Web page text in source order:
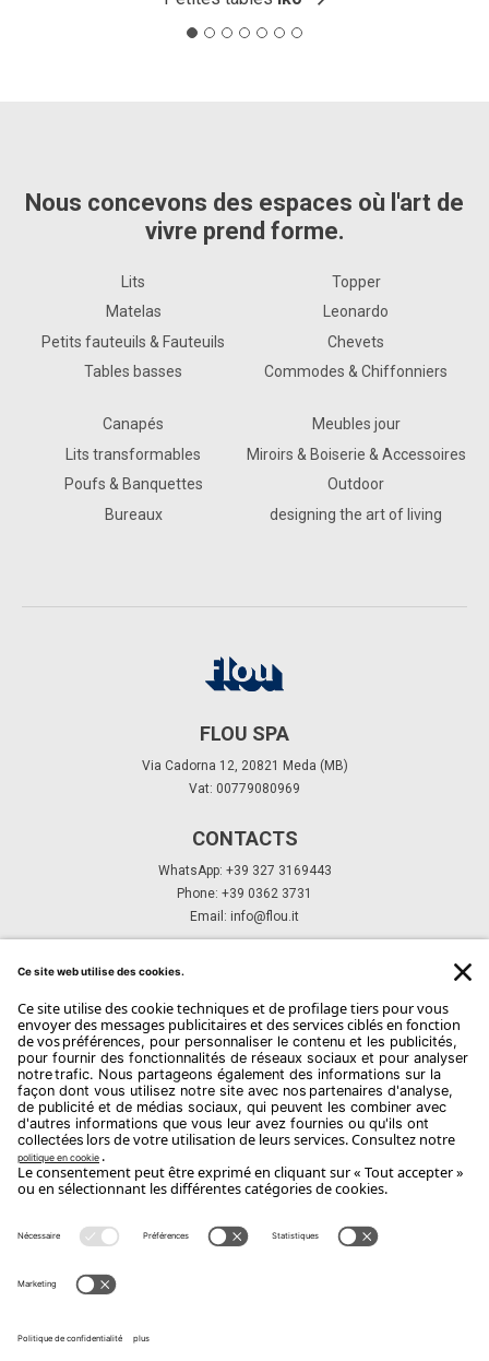
Nous concevons des espaces où l'art de
vivre prend forme.
Lits
Matelas
Petits fauteuils & Fauteuils
Tables basses
Topper
Leonardo
Chevets
Commodes & Chiffonniers
Canapés
Lits transformables
Poufs & Banquettes
Bureaux
Meubles jour
Miroirs & Boiserie & Accessoires
Outdoor
designing the art of living
FLOU SPA
Via Cadorna 12, 20821 Meda (MB)
Vat: 00779080969
CONTACTS
WhatsApp: +39 327 3169443
Phone: +39 0362 3731
Email: info@flou.it
ABONNEZ-VOUS À NOTRE NEWSLETTER
Abonnez-Vous
Copyright Flou 2026
Modifier les paramètres de confidentialité